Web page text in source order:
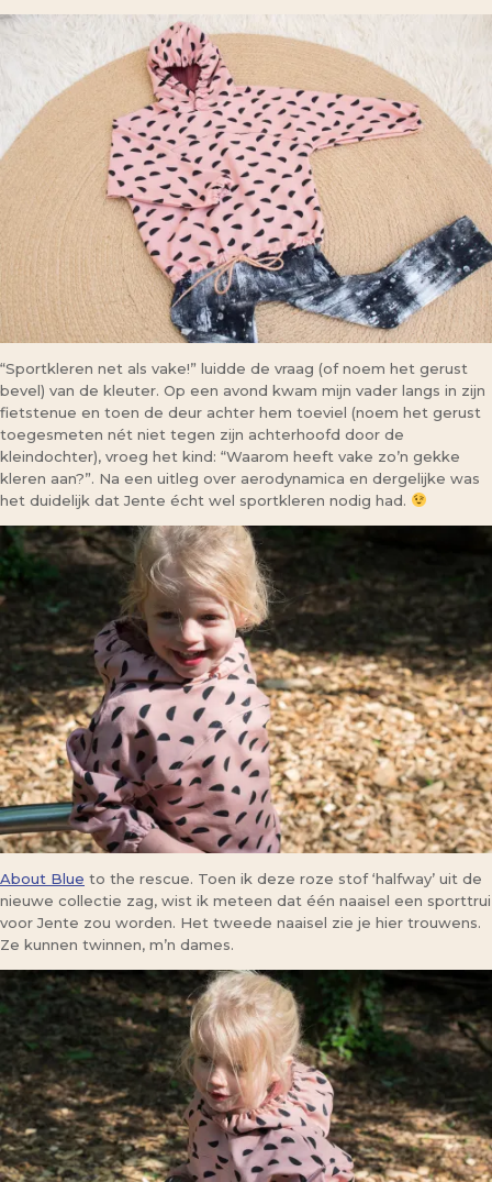
“Sportkleren net als vake!” luidde de vraag (of noem het gerust
bevel) van de kleuter. Op een avond kwam mijn vader langs in zijn
fietstenue en toen de deur achter hem toeviel (noem het gerust
toegesmeten nét niet tegen zijn achterhoofd door de
kleindochter), vroeg het kind: “Waarom heeft vake zo’n gekke
kleren aan?”. Na een uitleg over aerodynamica en dergelijke was
het duidelijk dat Jente écht wel sportkleren nodig had.
About Blue to the rescue. Toen ik deze roze stof ‘halfway’ uit de
nieuwe collectie zag, wist ik meteen dat één naaisel een sporttrui
voor Jente zou worden. Het tweede naaisel zie je hier trouwens.
Ze kunnen twinnen, m’n dames.